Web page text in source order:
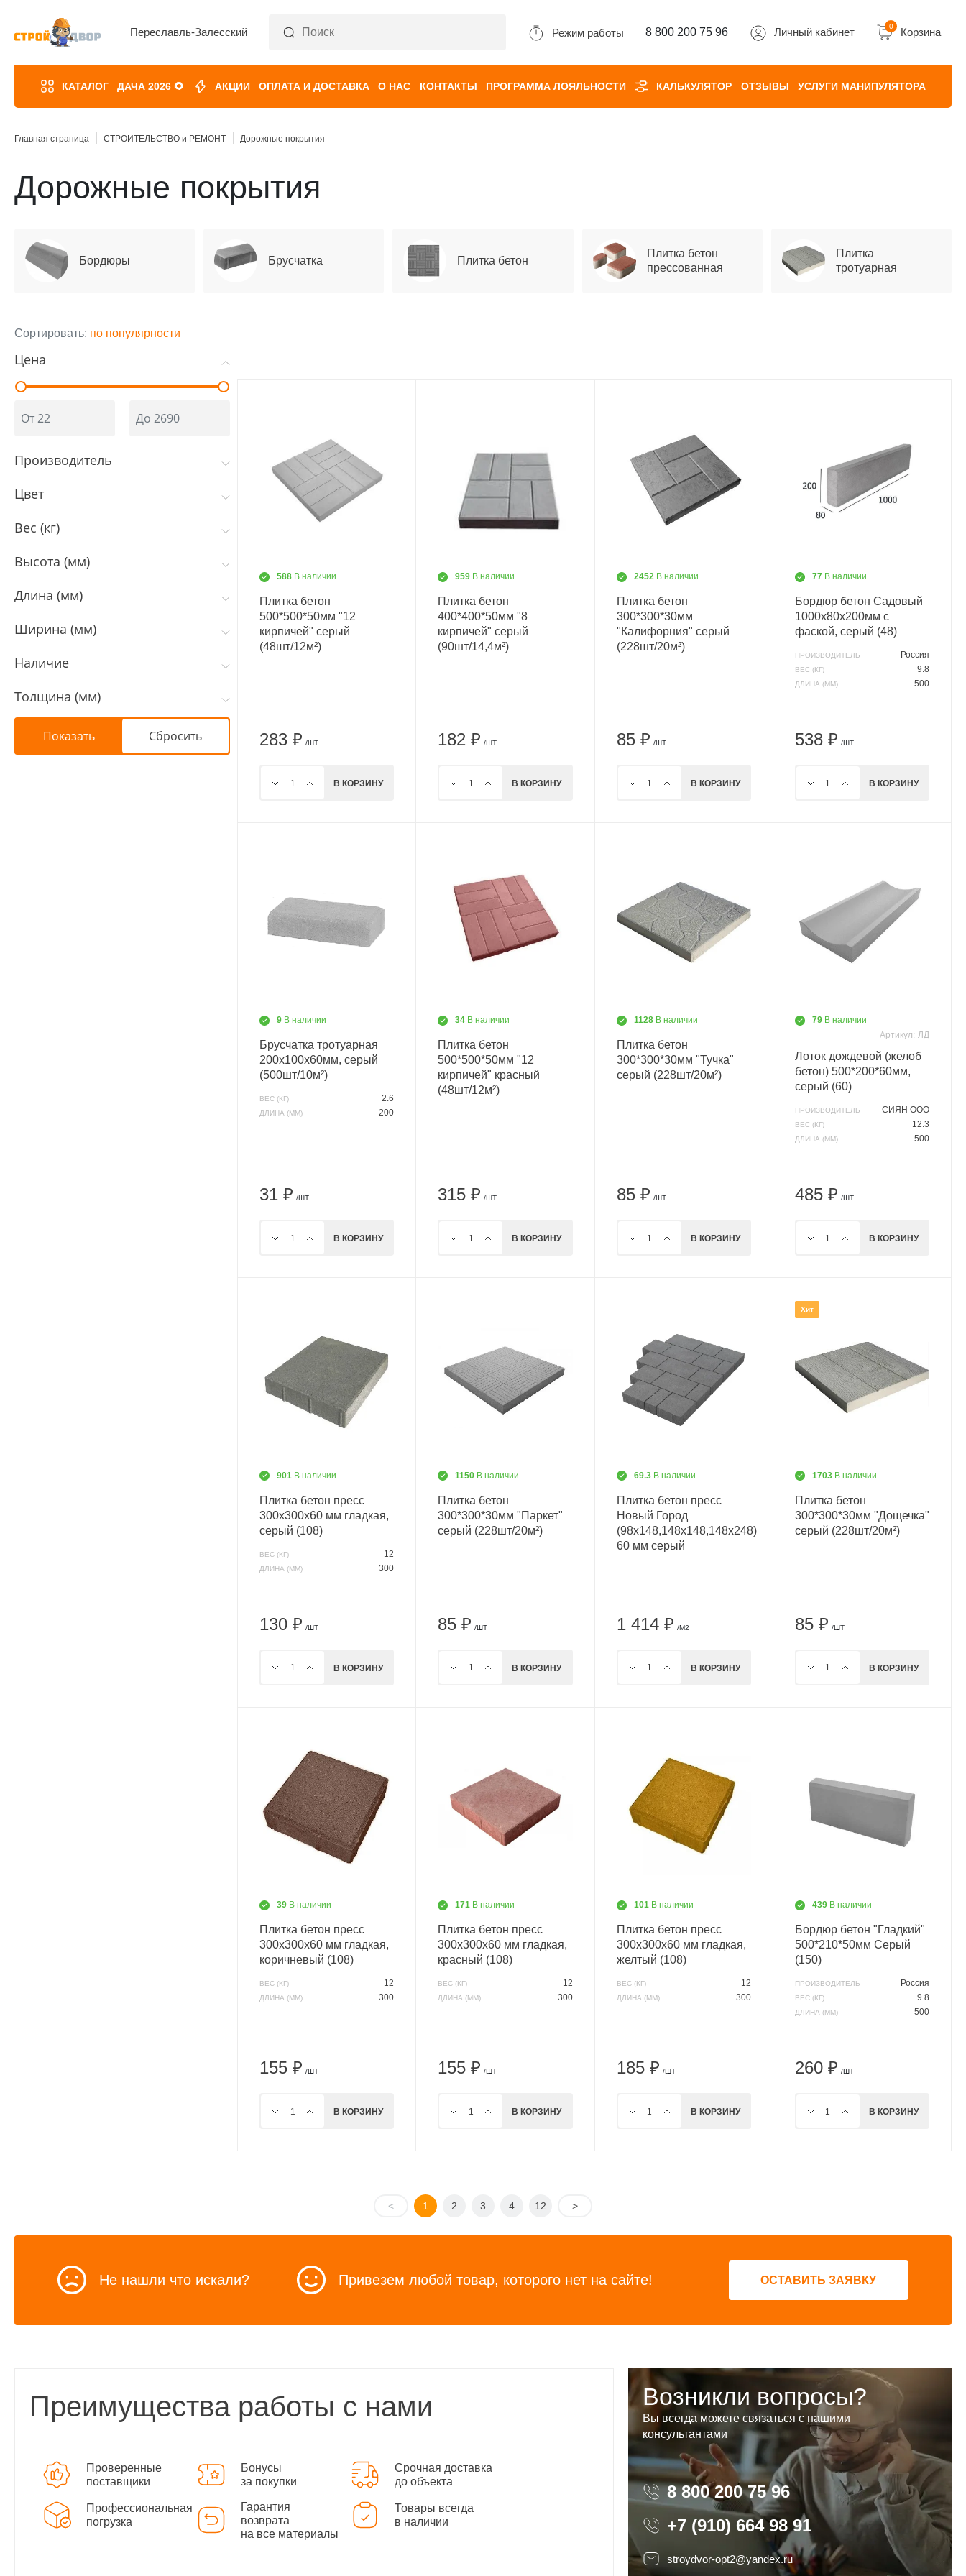
Переславль-Залесский Режим работы 8 800 200 75 96 Личный кабинет 0 Корзина
КАТАЛОГ ДАЧА 2026 🌻 АКЦИИ ОПЛАТА И ДОСТАВКА О НАС КОНТАКТЫ ПРОГРАММА ЛОЯЛЬНОСТИ КАЛЬКУЛЯТОР ОТЗЫВЫ УСЛУГИ МАНИПУЛЯТОРА
Главная страница СТРОИТЕЛЬСТВО и РЕМОНТ Дорожные покрытия
Дорожные покрытия
Бордюры Брусчатка Плитка бетон
Плитка бетон
прессованная
Плитка
тротуарная
Сортировать: по популярности
Цена
Производитель
Цвет
Вес (кг)
Высота (мм)
Длина (мм)
Ширина (мм)
Наличие
Толщина (мм)
588 В наличии
Плитка бетон
500*500*50мм "12
кирпичей" серый
(48шт/12м²)
283 ₽ /ШТ
В КОРЗИНУ
959 В наличии
Плитка бетон
400*400*50мм "8
кирпичей" серый
(90шт/14,4м²)
182 ₽ /ШТ
В КОРЗИНУ
2452 В наличии
Плитка бетон
300*300*30мм
"Калифорния" серый
(228шт/20м²)
85 ₽ /ШТ
В КОРЗИНУ
77 В наличии
Бордюр бетон Садовый
1000х80х200мм с
фаской, серый (48)
ПРОИЗВОДИТЕЛЬ Россия
ВЕС (КГ) 9.8
ДЛИНА (ММ) 500
538 ₽ /ШТ
В КОРЗИНУ
9 В наличии
Брусчатка тротуарная
200х100х60мм, серый
(500шт/10м²)
ВЕС (КГ) 2.6
ДЛИНА (ММ) 200
31 ₽ /ШТ
В КОРЗИНУ
34 В наличии
Плитка бетон
500*500*50мм "12
кирпичей" красный
(48шт/12м²)
315 ₽ /ШТ
В КОРЗИНУ
1128 В наличии
Плитка бетон
300*300*30мм "Тучка"
серый (228шт/20м²)
85 ₽ /ШТ
В КОРЗИНУ
79 В наличии
Артикул: ЛД
Лоток дождевой (желоб
бетон) 500*200*60мм,
серый (60)
ПРОИЗВОДИТЕЛЬ СИЯН ООО
ВЕС (КГ) 12.3
ДЛИНА (ММ) 500
485 ₽ /ШТ
В КОРЗИНУ
901 В наличии
Плитка бетон пресс
300х300х60 мм гладкая,
серый (108)
ВЕС (КГ) 12
ДЛИНА (ММ) 300
130 ₽ /ШТ
В КОРЗИНУ
1150 В наличии
Плитка бетон
300*300*30мм "Паркет"
серый (228шт/20м²)
85 ₽ /ШТ
В КОРЗИНУ
69.3 В наличии
Плитка бетон пресс
Новый Город
(98х148,148х148,148х248)
60 мм серый
1 414 ₽ /М2
В КОРЗИНУ
Хит
1703 В наличии
Плитка бетон
300*300*30мм "Дощечка"
серый (228шт/20м²)
85 ₽ /ШТ
В КОРЗИНУ
39 В наличии
Плитка бетон пресс
300х300х60 мм гладкая,
коричневый (108)
ВЕС (КГ) 12
ДЛИНА (ММ) 300
155 ₽ /ШТ
В КОРЗИНУ
171 В наличии
Плитка бетон пресс
300х300х60 мм гладкая,
красный (108)
ВЕС (КГ) 12
ДЛИНА (ММ) 300
155 ₽ /ШТ
В КОРЗИНУ
101 В наличии
Плитка бетон пресс
300х300х60 мм гладкая,
желтый (108)
ВЕС (КГ) 12
ДЛИНА (ММ) 300
185 ₽ /ШТ
В КОРЗИНУ
439 В наличии
Бордюр бетон "Гладкий"
500*210*50мм Серый
(150)
ПРОИЗВОДИТЕЛЬ Россия
ВЕС (КГ) 9.8
ДЛИНА (ММ) 500
260 ₽ /ШТ
В КОРЗИНУ
< 1 2 3 4 12 >
Не нашли что искали? Привезем любой товар, которого нет на сайте! ОСТАВИТЬ ЗАЯВКУ
Преимущества работы с нами
Проверенные
поставщики
Бонусы
за покупки
Срочная доставка
до объекта
Профессиональная
погрузка
Гарантия
возврата
на все материалы
Товары всегда
в наличии
Возникли вопросы?
Вы всегда можете связаться с нашими
консультантами
8 800 200 75 96 8 800 200 75 96
+7 (910) 664 98 91
stroydvor-opt2@yandex.ru